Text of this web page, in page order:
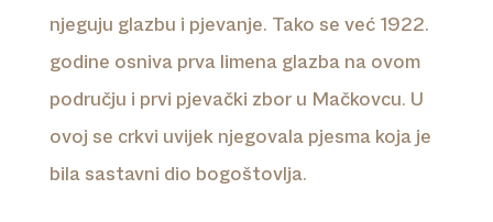
njeguju glazbu i pjevanje. Tako se već 1922.
godine osniva prva limena glazba na ovom
području i prvi pjevački zbor u Mačkovcu. U
ovoj se crkvi uvijek njegovala pjesma koja je
bila sastavni dio bogoštovlja.